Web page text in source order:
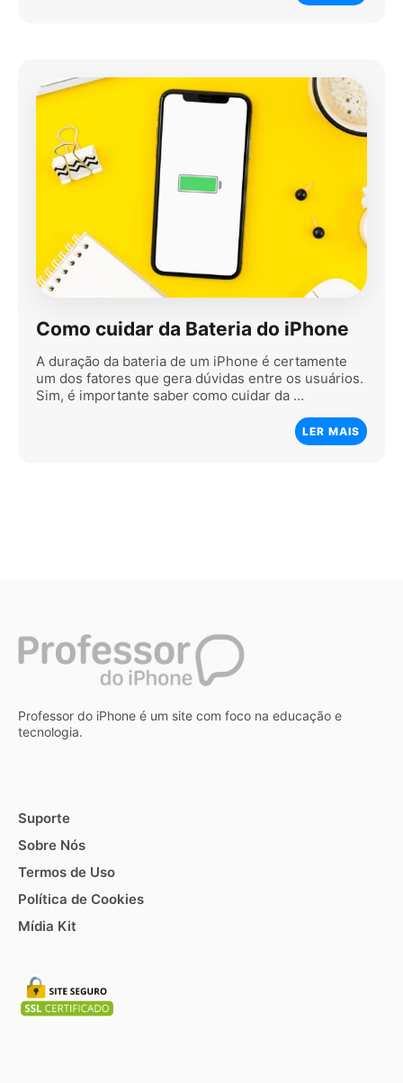
Como cuidar da Bateria do iPhone
A duração da bateria de um iPhone é certamente
um dos fatores que gera dúvidas entre os usuários.
Sim, é importante saber como cuidar da …
LER MAIS
Professor do iPhone é um site com foco na educação e
tecnologia.
Suporte
Sobre Nós
Termos de Uso
Política de Cookies
Mídia Kit